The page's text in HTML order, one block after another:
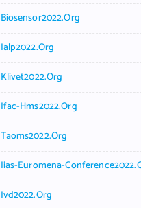
Biosensor2022.org
Ialp2022.org
Klivet2022.org
Ifac-Hms2022.org
Taoms2022.org
Iias-Euromena-
Ivd2022.org